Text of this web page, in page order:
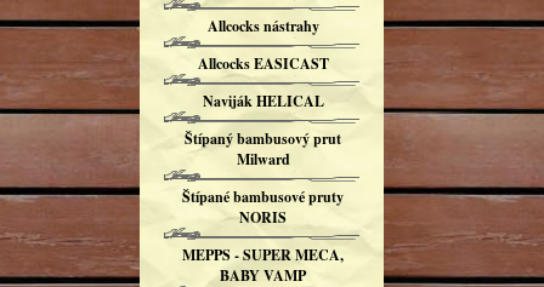
Allcocks nástrahy
Allcocks EASICAST
Naviják HELICAL
Štípaný bambusový prut
Milward
Štípané bambusové pruty
NORIS
MEPPS - SUPER MECA,
BABY VAMP